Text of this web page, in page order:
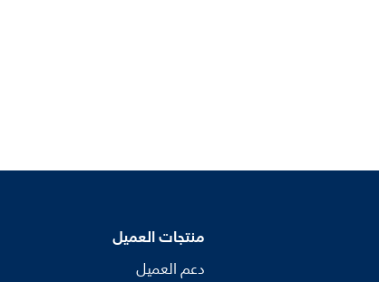
منتجات العميل
دعم العميل